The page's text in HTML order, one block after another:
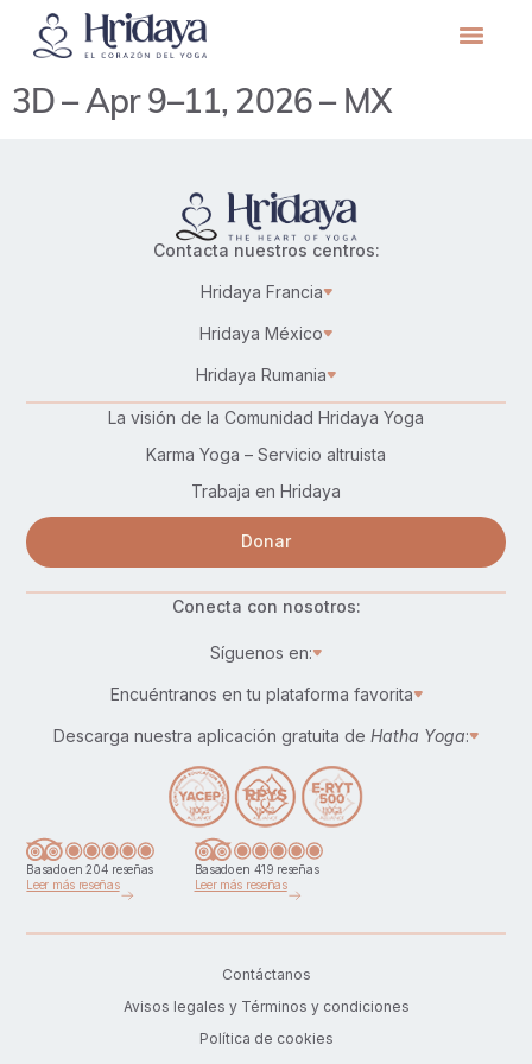
3D – Apr 9–11, 2026 – MX
Contacta nuestros centros:
Hridaya Francia
Hridaya México
Hridaya Rumania
La visión de la Comunidad Hridaya Yoga
Karma Yoga – Servicio altruista
Trabaja en Hridaya
Donar
Conecta con nosotros:
Síguenos en:
Encuéntranos en tu plataforma favorita
Descarga nuestra aplicación gratuita de Hatha Yoga:
Basado en 204 reseñas
Leer más reseñas
Basado en 419 reseñas
Leer más reseñas
Contáctanos
Avisos legales y Términos y condiciones
Política de cookies